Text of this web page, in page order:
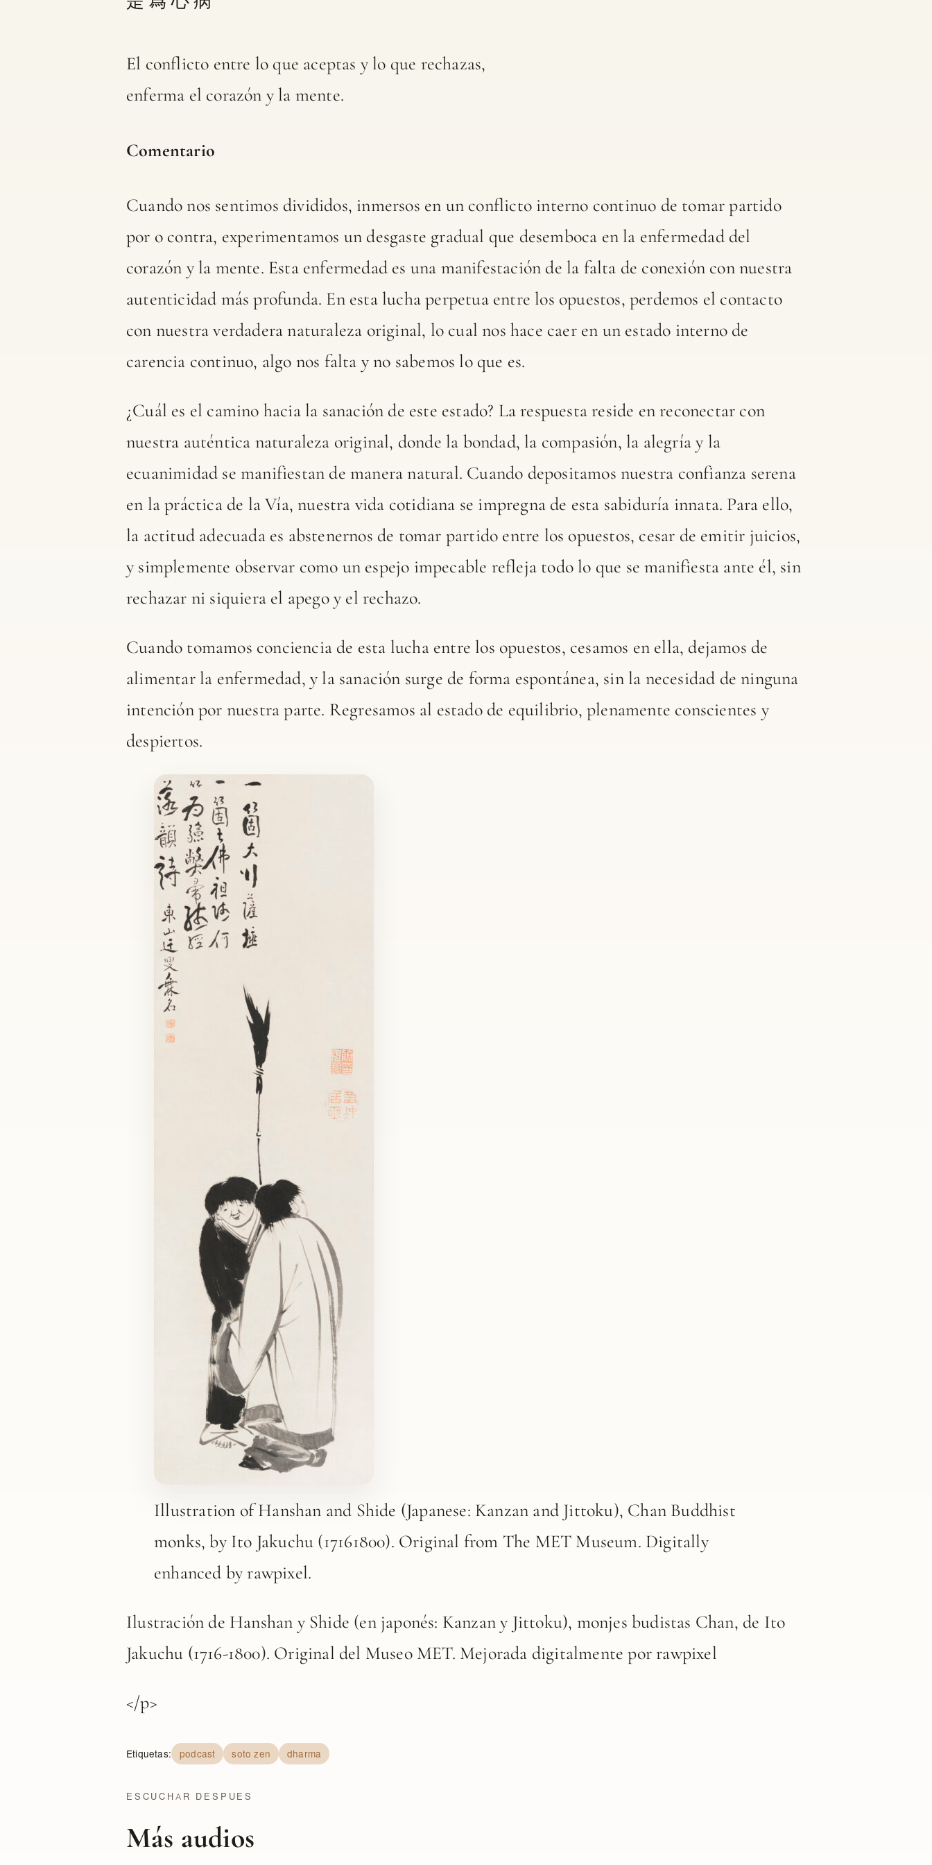
El conflicto entre lo que aceptas y lo que rechazas,
enferma el corazón y la mente.
Comentario
Cuando nos sentimos divididos, inmersos en un conflicto interno continuo de tomar partido
por o contra, experimentamos un desgaste gradual que desemboca en la enfermedad del
corazón y la mente. Esta enfermedad es una manifestación de la falta de conexión con nuestra
autenticidad más profunda. En esta lucha perpetua entre los opuestos, perdemos el contacto
con nuestra verdadera naturaleza original, lo cual nos hace caer en un estado interno de
carencia continuo, algo nos falta y no sabemos lo que es.
¿Cuál es el camino hacia la sanación de este estado? La respuesta reside en reconectar con
nuestra auténtica naturaleza original, donde la bondad, la compasión, la alegría y la
ecuanimidad se manifiestan de manera natural. Cuando depositamos nuestra confianza serena
en la práctica de la Vía, nuestra vida cotidiana se impregna de esta sabiduría innata. Para ello,
la actitud adecuada es abstenernos de tomar partido entre los opuestos, cesar de emitir juicios,
y simplemente observar como un espejo impecable refleja todo lo que se manifiesta ante él, sin
rechazar ni siquiera el apego y el rechazo.
Cuando tomamos conciencia de esta lucha entre los opuestos, cesamos en ella, dejamos de
alimentar la enfermedad, y la sanación surge de forma espontánea, sin la necesidad de ninguna
intención por nuestra parte. Regresamos al estado de equilibrio, plenamente conscientes y
despiertos.
Illustration of Hanshan and Shide (Japanese: Kanzan and Jittoku), Chan Buddhist
monks, by Ito Jakuchu (17161800). Original from The MET Museum. Digitally
enhanced by rawpixel.
Ilustración de Hanshan y Shide (en japonés: Kanzan y Jittoku), monjes budistas Chan, de Ito
Jakuchu (1716-1800). Original del Museo MET. Mejorada digitalmente por rawpixel
</p>
Etiquetas: podcast soto zen dharma
ESCUCHAR DESPUES
Más audios